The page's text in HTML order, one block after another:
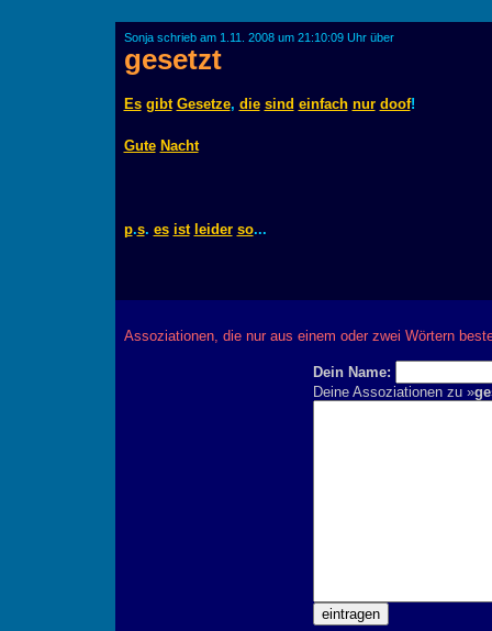
Sonja schrieb am 1.11. 2008 um 21:10:09 Uhr über
gesetzt
Es gibt Gesetze, die sind einfach nur doof!
Gute Nacht
p.s. es ist leider so...
Assoziationen, die nur aus einem oder zwei Wörtern
Dein Name:
Deine Assoziationen zu »